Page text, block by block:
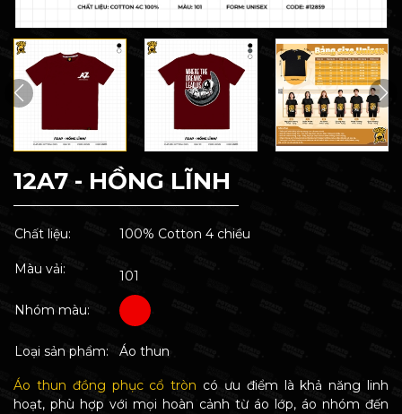
12A7 - HỒNG LĨNH
Chất liệu: 100% Cotton 4 chiều
Màu vải: 101
Nhóm màu:
Loại sản phẩm: Áo thun
Áo thun đồng phục cổ tròn có ưu điểm là khả năng linh
hoạt, phù hợp với mọi hoàn cảnh từ áo lớp, áo nhóm đến